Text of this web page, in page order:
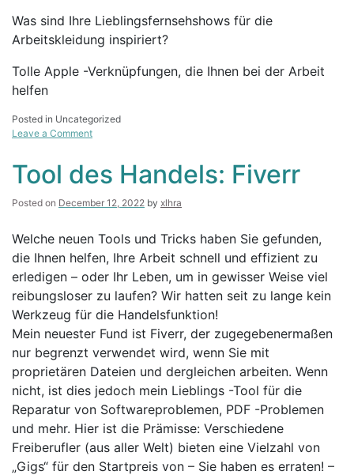
Was sind Ihre Lieblingsfernsehshows für die
Arbeitskleidung inspiriert?
Tolle Apple -Verknüpfungen, die Ihnen bei der Arbeit
helfen
Posted in Uncategorized
Leave a Commenton
Bericht
Mittwoch:
Ponte
Kleid
Tool des Handels: Fiverr
Posted on December 12, 2022 by xlhra
Welche neuen Tools und Tricks haben Sie gefunden,
die Ihnen helfen, Ihre Arbeit schnell und effizient zu
erledigen – oder Ihr Leben, um in gewisser Weise viel
reibungsloser zu laufen? Wir hatten seit zu lange kein
Werkzeug für die Handelsfunktion!
Mein neuester Fund ist Fiverr, der zugegebenermaßen
nur begrenzt verwendet wird, wenn Sie mit
proprietären Dateien und dergleichen arbeiten. Wenn
nicht, ist dies jedoch mein Lieblings -Tool für die
Reparatur von Softwareproblemen, PDF -Problemen
und mehr. Hier ist die Prämisse: Verschiedene
Freiberufler (aus aller Welt) bieten eine Vielzahl von
„Gigs“ für den Startpreis von – Sie haben es erraten! –